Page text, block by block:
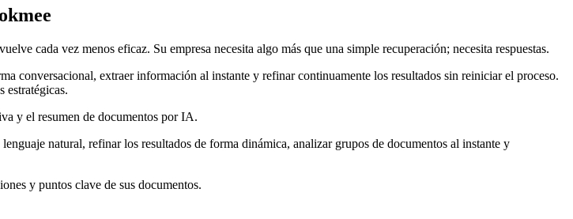
cada vez menos eficaz. Su empresa necesita algo más que una simple recuperación; necesita respuestas.
conversacional, extraer información al instante y refinar continuamente los resultados sin reiniciar el proceso.
estratégicas.
y el resumen de documentos por IA.
natural, refinar los resultados de forma dinámica, analizar grupos de documentos al instante y
y puntos clave de sus documentos.